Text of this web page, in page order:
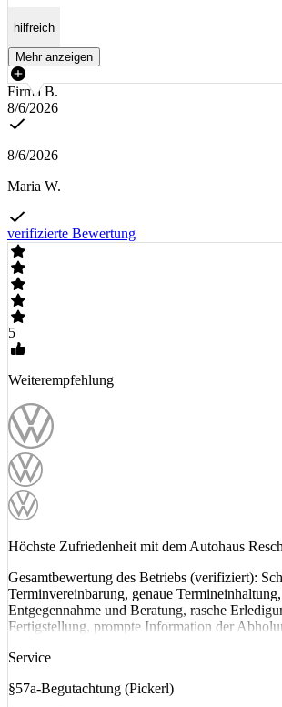
hilfreich
Mehr anzeigen
Firma B.
8/6/2026
8/6/2026
Maria W.
verifizierte Bewertung
5
Weiterempfehlung
Höchste Zufriedenheit mit dem Autohaus Resch
Gesamtbewertung des Betriebs (verifiziert):
Terminvereinbarung, genaue
Entgegennahme und Beratung, rasche
Fertigstellung, prompte Information der
Service
§57a-Begutachtung (Pickerl)